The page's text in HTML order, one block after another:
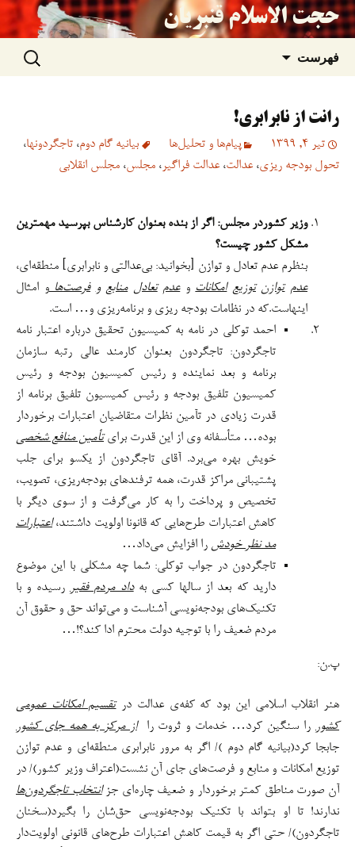
حجت الاسلام قنبریان
فهرست
نوشته‌ها
جستجو
برای:
رانت از نابرابری!
تیر 4, 1399 پیام‌ها و تحلیل‌ها بیانیه گام دوم، تاجگردونها،
تحول بودجه ریزی، عدالت، عدالت فراگیر ، مجلس، مجلس انقلابی
وزیر کشوردر مجلس: اگر از بنده بعنوان کارشناس بپرسید مهمترین
مشکل کشور چیست؟
بنظرم عدم تعادل و توازن [بخوانید: بی‌عدالتی و نابرابری] منطقه‌ای،
عدم توازن توزیع امکاناتوعدم تعادل منابع و فرصتهاو امثال
اینهاست.که در نظامات بودجه ریزی و برنامه‌ریزی و… است.
احمد توکلی در نامه به کمیسیون تحقیق درباره اعتبار نامه
تاجگردون: تاجگردون بعنوان کارمند عالی رتبه سازمان
برنامه و بعد نماینده و رئیس کمیسیون بودجه و رئیس
کمیسیون تلفیق بودجه و رئیس کمیسیون تلفیق برنامه از
قدرت زیادی در تآمین نظرات متقاضیان اعتبارات برخوردار
بوده… متأسفانه وی از این قدرت برایتأمین منافع شخصی
خویش بهره می‌برد. آقای تاجگردون از یکسو برای جلب
پشتیبانی مراکز قدرت، همه ترفندهای بودجه‌ریزی، تصویب،
تخصیص و پرداخت را به کار می‌گرفت و از سوی دیگر با
کاهش اعتبارات طرح‌هایی که قانونا اولویت داشتند،اعتبارات
مد نظر خودش را افزایش می‌داد…
تاجگردون در جواب توکلی: شما چه مشکلی با این موضوع
دارید که بعد از سالها کسی بهداد مردم فقیر رسیده و با
تکنیک‌های بودجه‌نویسی آشناست و می‌تواند حق و حقوق آن
مردم ضعیف را با توجیه دولت محترم ادا کند؟!…
پ.ن:
هنر انقلاب اسلامی این بود که کفه‌ی عدالت درتقسیم امکانات عمومی
کشوررا سنگین کرد… خدمات و ثروت رااز مرکز به همه جای کشور
جابجا کرد(بیانیه گام دوم )/ اگر به مرور نابرابری منطقه‌ای و عدم توازن
توزیع امکانات و منابع و فرصت‌های جای آن نشست(اعتراف وزیر کشور)/ در
آن صورت مناطق کمتر برخوردار و ضعیف چاره‌ای جزانتخاب تاجگردونها
ندارند! تا او بتواند با تکنیک بودجه‌نویسی حق‌شان را بگیرد(سخنان
تاجگردون)/ حتی اگر به قیمت کاهش اعتبارات طرح‌های قانونی اولویت‌دار